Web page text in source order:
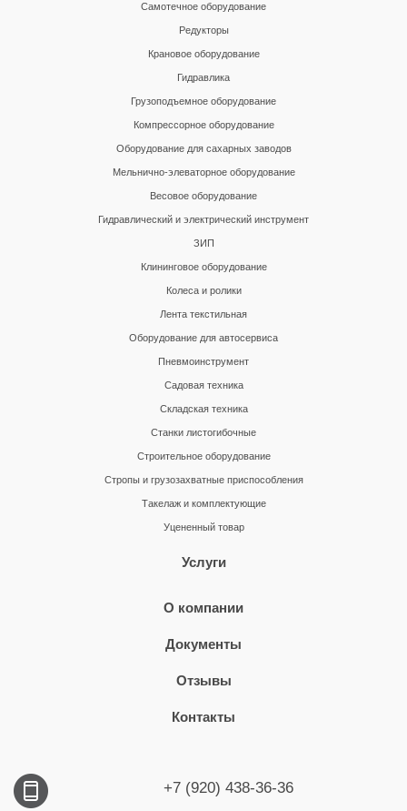
Самотечное оборудование
Редукторы
Крановое оборудование
Гидравлика
Грузоподъемное оборудование
Компрессорное оборудование
Оборудование для сахарных заводов
Мельнично-элеваторное оборудование
Весовое оборудование
Гидравлический и электрический инструмент
ЗИП
Клининговое оборудование
Колеса и ролики
Лента текстильная
Оборудование для автосервиса
Пневмоинструмент
Садовая техника
Складская техника
Станки листогибочные
Строительное оборудование
Стропы и грузозахватные приспособления
Такелаж и комплектующие
Уцененный товар
Услуги
О компании
Документы
Отзывы
Контакты
+7 (920) 438-36-36